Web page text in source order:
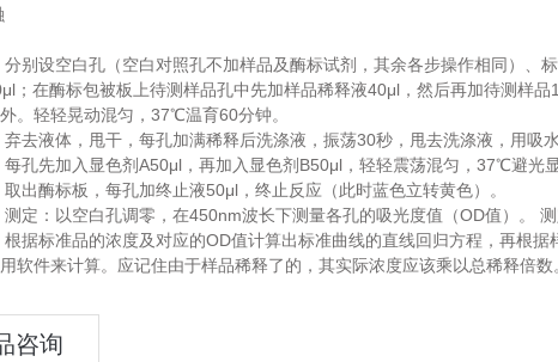
分别设空白孔（空白对照孔不加样品及酶标试剂，其余各步操作相同）、
；在酶标包被板上待测样品孔中先加样品稀释液40μl ，然后再加待测样品
。轻轻晃动混匀， 37℃温育60分钟。
弃去液体，甩干，每孔加满稀释后洗涤液，振荡30秒，甩去洗涤液，用吸
每孔先加入显色剂 A50μl ，再加入显色剂 B50μl ，轻轻震荡混匀， 37℃避光
取出酶标板，每孔加终止液50μl ，终止反应（此时蓝色立转黄色）。
测定：以空白孔调零，在450nm波长下测量各孔的吸光度值（OD值）。
根据标准品的浓度及对应的OD值计算出标准曲线的直线回归方程，再根据
软件来计算。应记住由于样品稀释了的，其实际浓度应该乘以总稀释倍数
咨询